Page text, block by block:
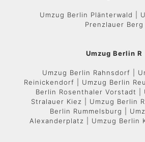
Umzug Berlin Plänterwald |
Prenzlauer Berg
Umzug Berlin R
Umzug Berlin Rahnsdorf |
Reinickendorf | Umzug Berlin
Berlin Rosenthaler Vorstadt |
Stralauer Kiez | Umzug Berlin
Berlin Rummelsburg |
Alexanderplatz | Umzug Berlin